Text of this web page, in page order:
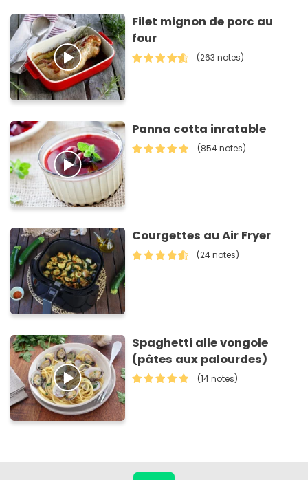
Filet mignon de porc au
four
(263 notes)
Panna cotta inratable
(854 notes)
Courgettes au Air Fryer
(24 notes)
Spaghetti alle vongole
(pâtes aux palourdes)
(14 notes)